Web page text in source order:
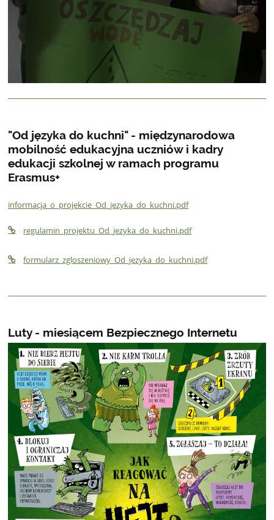
"Od języka do kuchni" - międzynarodowa
mobilność edukacyjna uczniów i kadry
edukacji szkolnej w ramach programu
Erasmus+
informacja_o_projekcie_Od_jezyka_do_kuchni.pdf
regulamin_projektu_Od_jezyka_do_kuchni.pdf
formularz_zgloszeniowy_Od_jezyka_do_kuchni.pdf
Luty - miesiącem Bezpiecznego Internetu